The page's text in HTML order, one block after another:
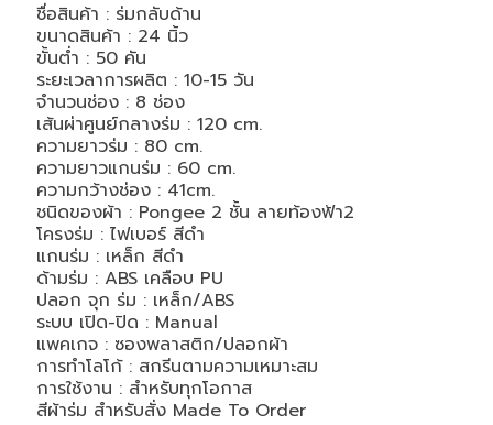
ชื่อสินค้า : ร่มกลับด้าน
ขนาดสินค้า : 24 นิ้ว
ขั้นต่ำ : 50 คัน
ระยะเวลาการผลิต : 10-15 วัน
จำนวนช่อง : 8 ช่อง
เส้นผ่าศูนย์กลางร่ม : 120 cm.
ความยาวร่ม : 80 cm.
ความยาวแกนร่ม : 60 cm.
ความกว้างช่อง : 41cm.
ชนิดของผ้า : Pongee 2 ชั้น ลายท้องฟ้า2
โครงร่ม : ไฟเบอร์ สีดำ
แกนร่ม : เหล็ก สีดำ
ด้ามร่ม : ABS เคลือบ PU
ปลอก จุก ร่ม : เหล็ก/ABS
ระบบ เปิด-ปิด : Manual
แพคเกจ : ซองพลาสติก/ปลอกผ้า
การทำโลโก้ : สกรีนตามความเหมาะสม
การใช้งาน : สำหรับทุกโอกาส
สีผ้าร่ม สำหรับสั่ง Made To Order